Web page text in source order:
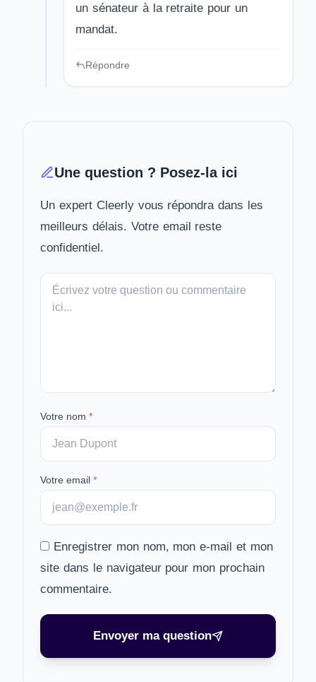
un sénateur à la retraite pour un
mandat.
Répondre
Une question ? Posez-la ici
Un expert Cleerly vous répondra dans les
meilleurs délais. Votre email reste
confidentiel.
Votre
message
Votre nom *
Votre email *
Enregistrer mon nom, mon e-mail et mon
site dans le navigateur pour mon prochain
commentaire.
Envoyer ma question